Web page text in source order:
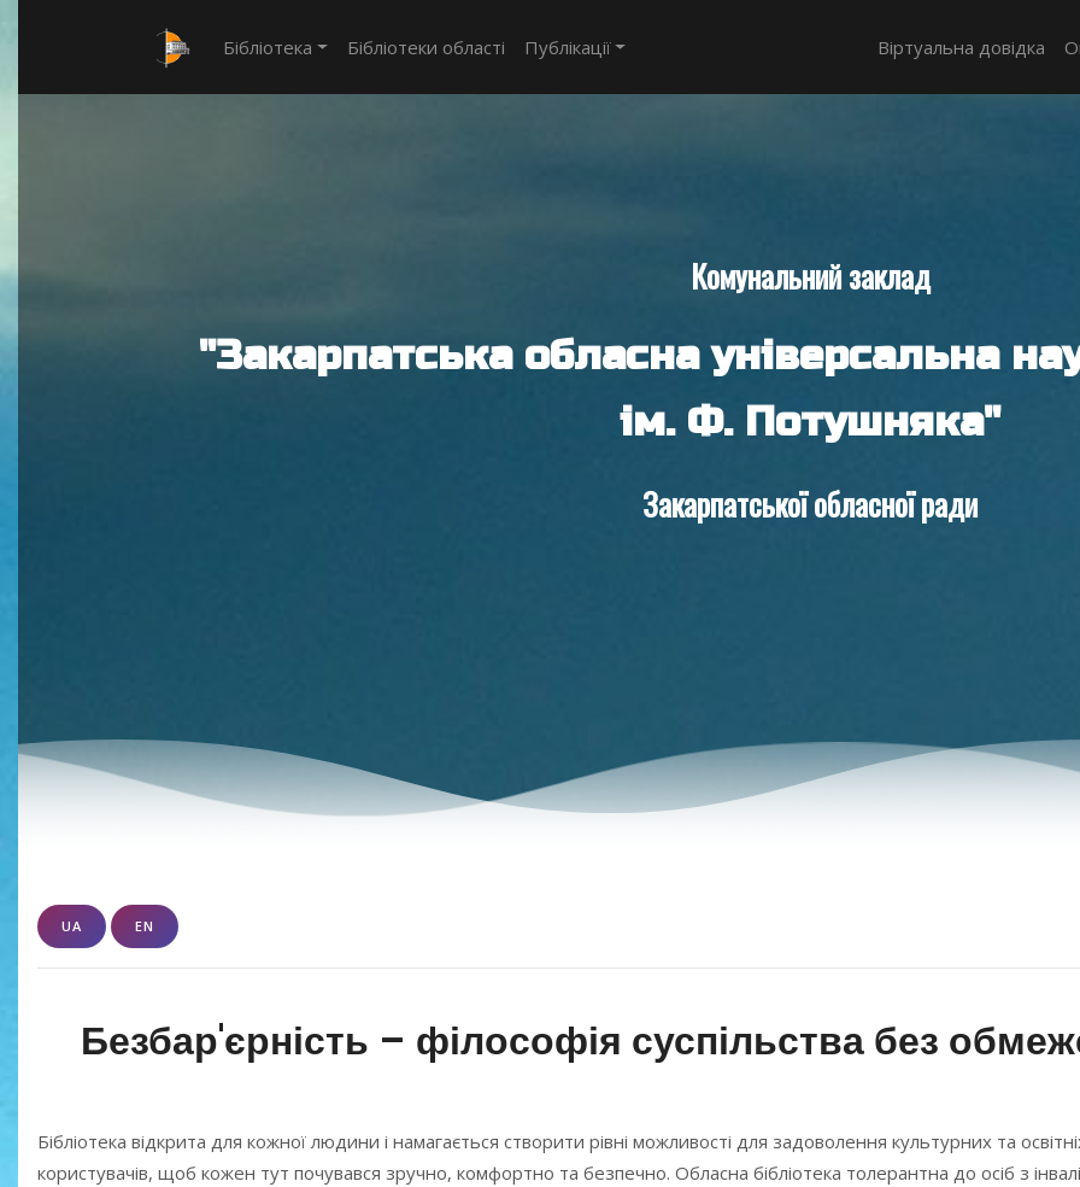
Бібліотека Бібліотеки області Публікації Віртуальна довідка
Комунальний заклад
"Закарпатська обласна універсальна
ім. Ф. Потушняка"
Закарпатської обласної ради
UA EN
Безбар'єрність – філософія суспільства без
Бібліотека відкрита для кожної людини і намагається створити рівні можливості для задоволення культурних та
користувачів, щоб кожен тут почувався зручно, комфортно та безпечно. Обласна бібліотека толерантна до осіб з